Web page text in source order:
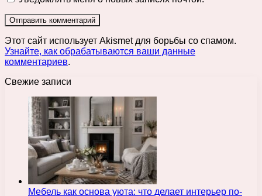
Этот сайт использует Akismet для борьбы со спамом.
Узнайте, как обрабатываются ваши данные
комментариев.
Свежие записи
Мебель как основа уюта: что делает интерьер по-